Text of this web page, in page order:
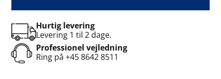
Hurtig levering
Levering 1 til 2 dage.
Professionel vejledning
Ring på +45 8642 8511